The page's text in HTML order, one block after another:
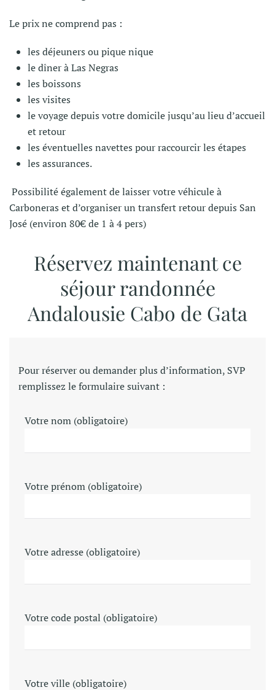
Le prix ne comprend pas :
les déjeuners ou pique nique
le dîner à Las Negras
les boissons
les visites
le voyage depuis votre domicile jusqu’au lieu d’accueil
et retour
les éventuelles navettes pour raccourcir les étapes
les assurances.
Possibilité également de laisser votre véhicule à
Carboneras et d’organiser un transfert retour depuis San
José (environ 80€ de 1 à 4 pers)
Réservez maintenant ce
séjour randonnée
Andalousie Cabo de Gata
Pour réserver ou demander plus d’information, SVP
remplissez le formulaire suivant :
Votre nom (obligatoire)
Votre prénom (obligatoire)
Votre adresse (obligatoire)
Votre code postal (obligatoire)
Votre ville (obligatoire)